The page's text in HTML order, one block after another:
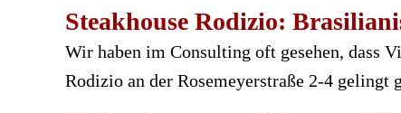
Steakhouse Rodizio:
Wir haben im Consulting oft gesehen, dass
Rodizio an der Rosemeyerstraße 2-4 gelingt